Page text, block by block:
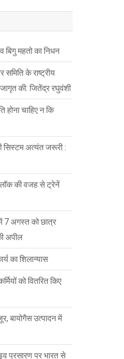
बिगु महतो का निधन
समिति के राष्ट्रीय
की: जितेंद्र रघुवंशी
चाहिए न कि
सिस्टम अत्यंत जरूरी :
की वजह से ट्रेनें
7 अगस्त को छात्र
अपील
का शिलान्यास
को वितरित किए
बायोगैस उत्पादन में
प्रसारण पर भारत से